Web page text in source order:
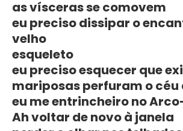
as vísceras se comovem
eu preciso dissipar o
velho
esqueleto
eu preciso esquecer que
mariposas perfuram o céu
eu me entrincheiro no
Ah voltar de novo à janela